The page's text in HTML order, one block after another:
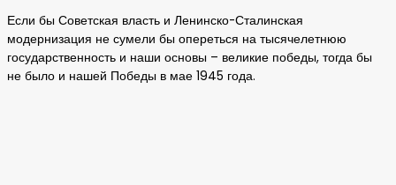
Если бы Советская власть и Ленинско-Сталинская
модернизация не сумели бы опереться на тысячелетнюю
государственность и наши основы – великие победы, тогда бы
не было и нашей Победы в мае 1945 года.